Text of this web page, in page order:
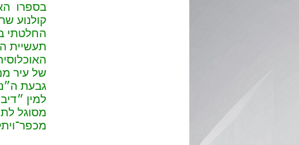
בספרו
קולנוע
החלטתי
תעשיית
של עיר
גבעת
למין
מסוגל